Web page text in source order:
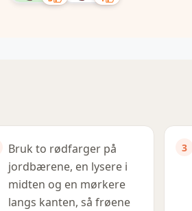
Bruk to rødfarger på
jordbærene, en lysere i
midten og en mørkere
langs kanten, så frøene